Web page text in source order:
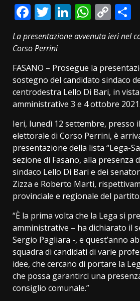
Facebook
Twitter
LinkedIn
Copy
Link
La presentazione avvenuta ieri nel
Corso Perrini
FASANO – Prosegue la
sostegno del candidato sindaco
centrodestra Lello Di Bari, in
amministrative 3 e 4 ottobre 2021.
Ieri, lunedì 12 settembre, presso
elettorale di Corso Perrini, è
presentazione della lista “Lega-
sezione di Fasano, alla presenza
sindaco Lello Di Bari e dei
Zizza e Roberto Marti,
provinciale e regionale del partito.
“È la prima volta che la Lega si
amministrative – ha dichiarato il
Sergio Pagliara -, e quest’anno
squadra di candidati di varie
idee, che cercano di portare la
che possa garantirci una
consiglio comunale.”